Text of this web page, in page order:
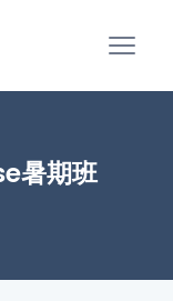
暑期班